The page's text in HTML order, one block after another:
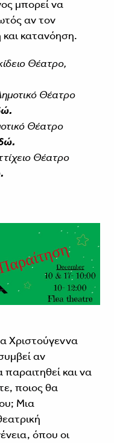
μπορεί να
αν τον
κατανόηση.
Θέατρο,
Θέατρο
Θέατρο
Θέατρο
Χριστούγεννα
αν
και να
ποιος θα
Μια
όπου οι